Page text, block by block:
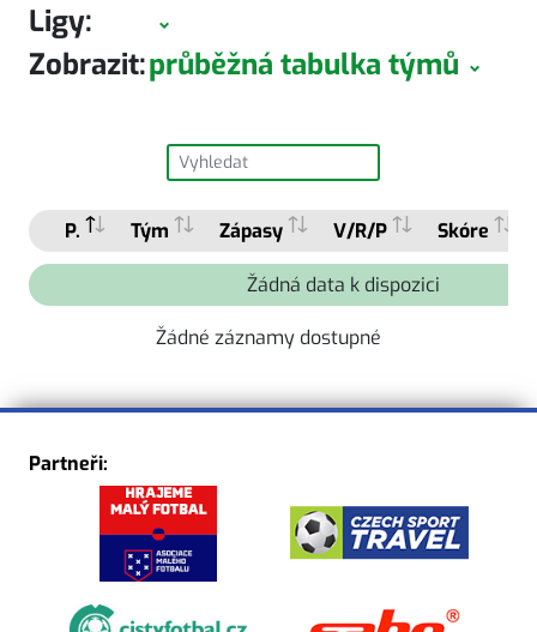
Ligy:
průběžná tabulka týmů
Zobrazit:
P. Tým Zápasy V/R/P Skóre
Žádná data k dispozici
Žádné záznamy dostupné
Partneři: